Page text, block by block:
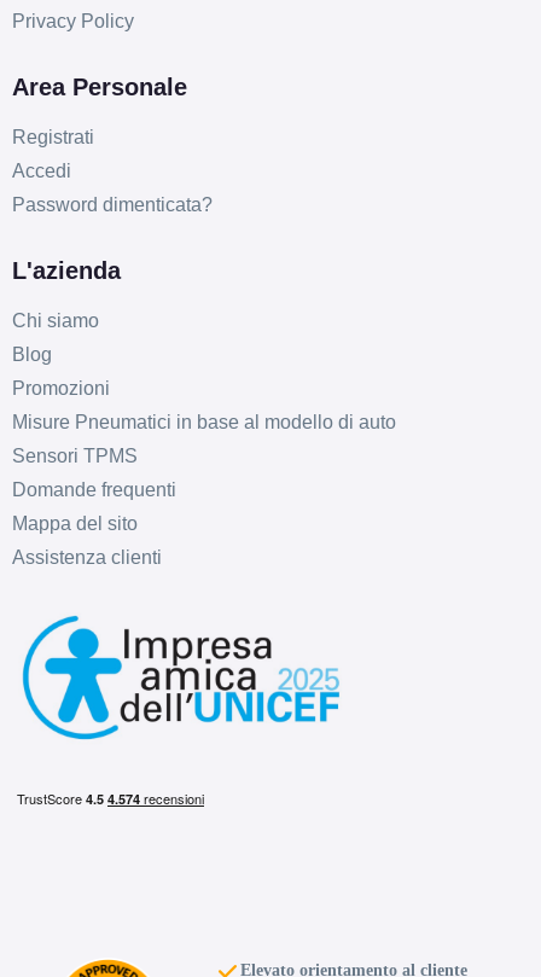
Privacy Policy
Area Personale
Registrati
Accedi
Password dimenticata?
L'azienda
Chi siamo
Blog
Promozioni
Misure Pneumatici in base al modello di auto
Sensori TPMS
Domande frequenti
Mappa del sito
Assistenza clienti
Elevato orientamento al cliente